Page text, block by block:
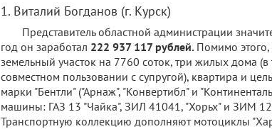
1. Виталий Богданов (г. Курск)
Представитель областной администрации
год он заработал 222 937 117 рублей. Помимо
земельный участок на 7760 соток, три жилых дома
совместном пользовании с супругой), квартира и
марки "Бентли" ("Арнаж", "Конвертибл" и
машины: ГАЗ 13 "Чайка", ЗИЛ 41041, "Хорьх" и ЗИМ
Транспортную коллекцию дополняют мотоциклы